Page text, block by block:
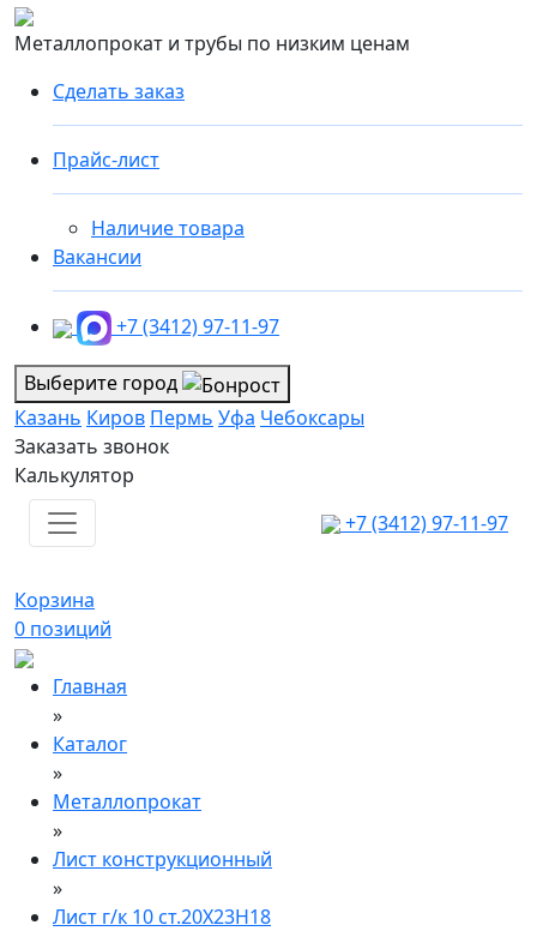
Металлопрокат и трубы по низким ценам
Сделать заказ
Прайс-лист
Наличие товара
Вакансии
+7 (3412) 97-11-97
Выберите город
Казань Киров Пермь Уфа Чебоксары
Заказать звонок
Калькулятор
+7 (3412) 97-11-97
Корзина
0 позиций
Главная
»
Каталог
»
Металлопрокат
»
Лист конструкционный
»
Лист г/к 10 ст.20Х23Н18